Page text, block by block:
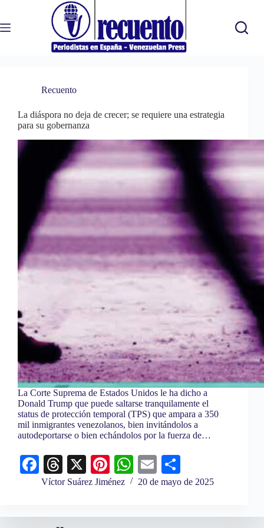
contenido
Recuento
La diáspora no deja de crecer; se requiere una estrategia
para su gobernanza
La Corte Suprema de Estados Unidos le ha dicho a
Donald Trump que puede saltarse tranquilamente el
status de protección temporal (TPS) que ampara a 350
mil inmigrantes venezolanos, bien invitándolos a
autodeportarse o bien echándolos por la fuerza de…
Fa
ce
ok
T
hr
ds
X
Pi
nt
es
W
ha
A
E
m o
pa
Víctor Suárez Jiménez 20 de mayo de 2025